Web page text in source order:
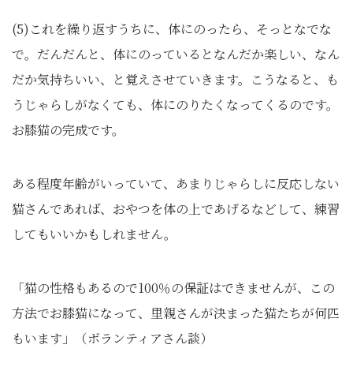
(5)これを繰り返すうちに、体にのったら、そっとなでな
で。だんだんと、体にのっているとなんだか楽しい、なん
だか気持ちいい、と覚えさせていきます。こうなると、も
うじゃらしがなくても、体にのりたくなってくるのです。
お膝猫の完成です。
ある程度年齢がいっていて、あまりじゃらしに反応しない
猫さんであれば、おやつを体の上であげるなどして、練習
してもいいかもしれません。
「猫の性格もあるので100％の保証はできませんが、この
方法でお膝猫になって、里親さんが決まった猫たちが何匹
もいます」（ボランティアさん談）